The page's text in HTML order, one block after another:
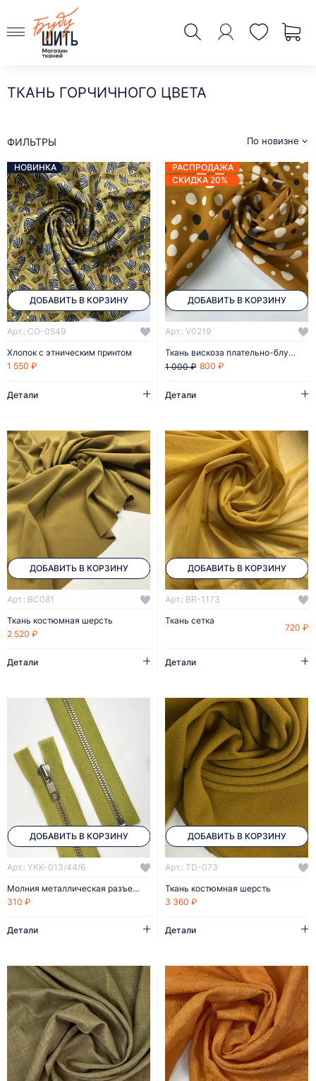
ТКАНЬ ГОРЧИЧНОГО ЦВЕТА
По новизне
ФИЛЬТРЫ
ДОБАВИТЬ В КОРЗИНУ
НОВИНКА
Арт.: CO-0549
Хлопок с этническим принтом
1 550 ₽
Детали
ДОБАВИТЬ В КОРЗИНУ
РАСПРОДАЖА
СКИДКА 20%
Арт.: V0219
Ткань вискоза плательно-блузочная
800 ₽
1 000 ₽
Детали
ДОБАВИТЬ В КОРЗИНУ
Арт.: BC081
Ткань костюмная шерсть
2 520 ₽
Детали
ДОБАВИТЬ В КОРЗИНУ
Арт.: BR-1173
Ткань сетка
720 ₽
Детали
ДОБАВИТЬ В КОРЗИНУ
Арт.: YKK-013/44/6
Молния металлическая разъемная YKK 44 см
310 ₽
Детали
ДОБАВИТЬ В КОРЗИНУ
Арт.: TD-073
Ткань костюмная шерсть
3 360 ₽
Детали